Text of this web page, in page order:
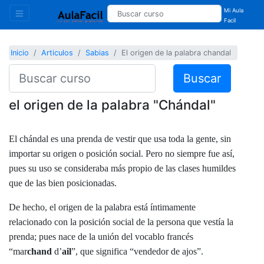
Mi Aula
Facil
Inicio Articulos Sabias El origen de la palabra chandal
Buscar
el origen de la palabra "Chándal"
El chándal es una prenda de vestir que usa toda la gente, sin
importar su origen o posición social. Pero no siempre fue así,
pues su uso se consideraba más propio de las clases humildes
que de las bien posicionadas.
De hecho, el origen de la palabra está íntimamente
relacionado con la posición social de la persona que vestía la
prenda; pues nace de la unión del vocablo francés
“marchand d’ail”, que significa “vendedor de ajos”.